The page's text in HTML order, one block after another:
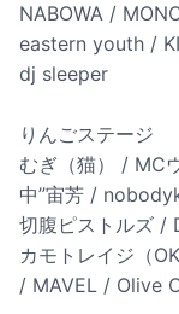
NABOWA /
eastern youth /
dj sleeper
りんごステージ
むぎ（猫） / MC
中”宙芳 /
切腹ピストルズ /
カモトレイジ（
/ MAVEL / Olive